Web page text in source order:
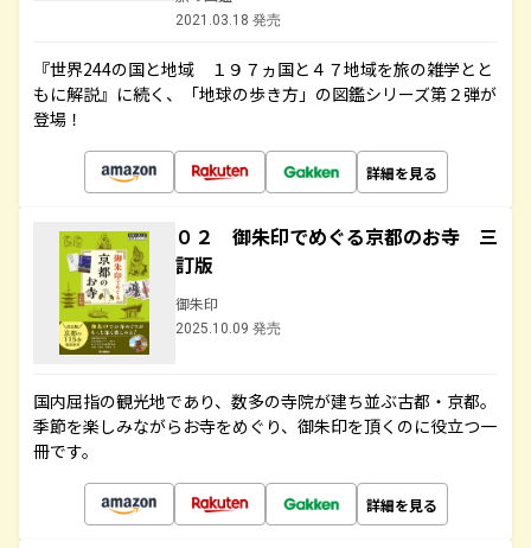
2021.03.18 発売
『世界244の国と地域 １９７ヵ国と４７地域を旅の雑学とと
もに解説』に続く、「地球の歩き方」の図鑑シリーズ第２弾が
登場！
詳細を見る
０２ 御朱印でめぐる京都のお寺 三
訂版
御朱印
2025.10.09 発売
国内屈指の観光地であり、数多の寺院が建ち並ぶ古都・京都。
季節を楽しみながらお寺をめぐり、御朱印を頂くのに役立つ一
冊です。
詳細を見る